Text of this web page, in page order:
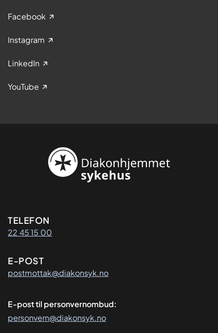
Facebook
Instagram
LinkedIn
YouTube
Kontaktinformasjon
TELEFON
22 45 15 00
E-POST
postmottak@diakonsyk.no
E-post til personvernombud:
personvern@diakonsyk.no